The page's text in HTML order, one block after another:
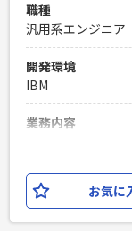
職種
汎用系エンジニア
開発環境
IBM
業務内容
環境を構築する
する。
お気に